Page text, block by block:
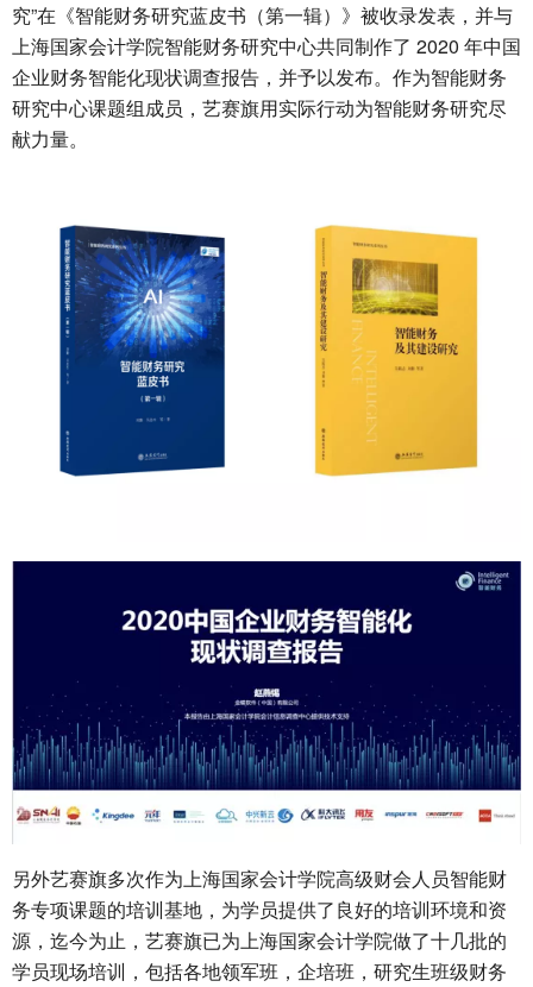
究”在《智能财务研究蓝皮书（第一辑）》被收录发表，并与
上海国家会计学院智能财务研究中心共同制作了 2020 年中国
企业财务智能化现状调查报告，并予以发布。作为智能财务
研究中心课题组成员，艺赛旗用实际行动为智能财务研究尽
献力量。
另外艺赛旗多次作为上海国家会计学院高级财会人员智能财
务专项课题的培训基地，为学员提供了良好的培训环境和资
源，迄今为止，艺赛旗已为上海国家会计学院做了十几批的
学员现场培训，包括各地领军班，企培班，研究生班级财务